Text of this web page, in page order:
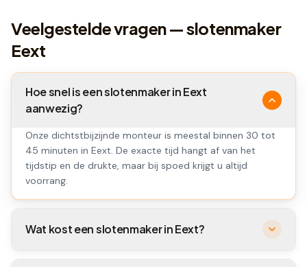
Veelgestelde vragen — slotenmaker
Eext
Hoe snel is een slotenmaker in Eext
aanwezig?
Onze dichtstbijzijnde monteur is meestal binnen 30 tot
45 minuten in Eext. De exacte tijd hangt af van het
tijdstip en de drukte, maar bij spoed krijgt u altijd
voorrang.
Wat kost een slotenmaker in Eext?